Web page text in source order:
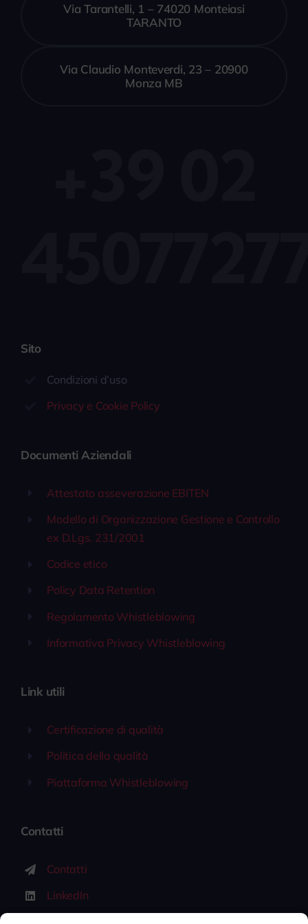
Via Tarantelli, 1 – 74020 Monteiasi
TARANTO
Via Claudio Monteverdi, 23 – 20900
Monza MB
Sito
Condizioni d’uso
Privacy e Cookie Policy
Documenti Aziendali
Attestato asseverazione EBITEN
Modello di Organizzazione Gestione e Controllo
ex D.Lgs. 231/2001
Codice etico
Policy Data Retention
Regolamento Whistleblowing
Informativa Privacy Whistleblowing
Link utili
Certificazione di qualità
Politica della qualità
Piattaforma Whistleblowing
Contatti
Contatti
LinkedIn